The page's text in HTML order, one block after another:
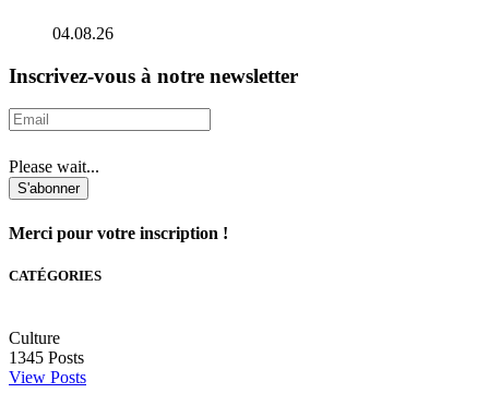
04.08.26
Inscrivez-vous à notre newsletter
Please wait...
S'abonner
Merci pour votre inscription !
CATÉGORIES
Culture
1345 Posts
View Posts